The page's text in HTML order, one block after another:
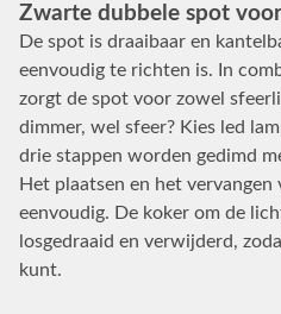
Zwarte dubbele spot
De spot is draaibaar en
eenvoudig te richten is. In
zorgt de spot voor zowel
dimmer, wel sfeer? Kies led
drie stappen worden gedimd
Het plaatsen en het vervangen
eenvoudig. De koker om de
losgedraaid en verwijderd,
kunt.